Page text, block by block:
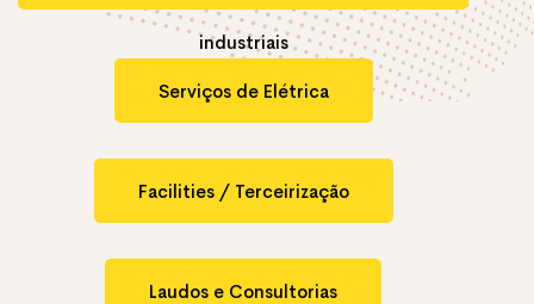
industriais
Serviços de Elétrica
Facilities / Terceirização
Laudos e Consultorias